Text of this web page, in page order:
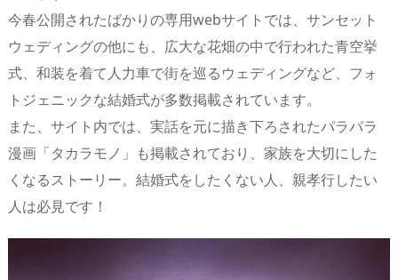
今春公開されたばかりの専用webサイトでは、サンセット
ウェディングの他にも、広大な花畑の中で行われた青空挙
式、和装を着て人力車で街を巡るウェディングなど、フォ
トジェニックな結婚式が多数掲載されています。
また、サイト内では、実話を元に描き下ろされたパラパラ
漫画「タカラモノ」も掲載されており、家族を大切にした
くなるストーリー。結婚式をしたくない人、親孝行したい
人は必見です！